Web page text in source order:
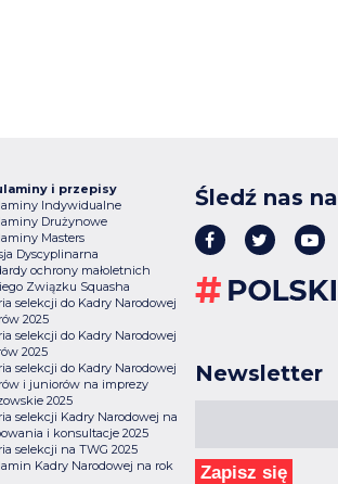
i przepisy
Indywidualne
Drużynowe
Masters
Dyscyplinarna
ochrony małoletnich
Związku Squasha
selekcji do Kadry Narodowej
2025
selekcji do Kadry Narodowej
2025
selekcji do Kadry Narodowej
i juniorów na imprezy
2025
selekcji Kadry Narodowej na
i konsultacje 2025
selekcji na TWG 2025
Kadry Narodowej na rok
Śledź nas na
Newsletter
Zapisz się